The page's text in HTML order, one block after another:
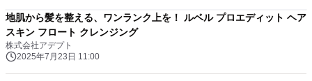
地肌から髪を整える、ワンランク上を！ ルベル プロエディット ヘア
スキン フロート クレンジング
株式会社アデプト
2025年7月23日 11:00